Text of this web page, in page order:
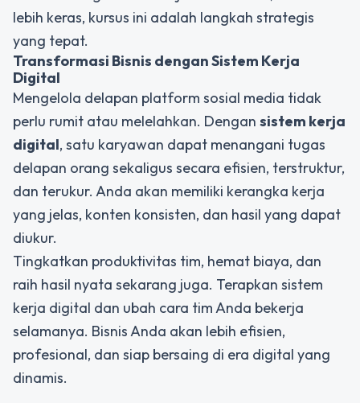
lebih keras, kursus ini adalah langkah strategis
yang tepat.
Transformasi Bisnis dengan Sistem Kerja
Digital
Mengelola delapan platform sosial media tidak
perlu rumit atau melelahkan. Dengan sistem kerja
digital, satu karyawan dapat menangani tugas
delapan orang sekaligus secara efisien, terstruktur,
dan terukur. Anda akan memiliki kerangka kerja
yang jelas, konten konsisten, dan hasil yang dapat
diukur.
Tingkatkan produktivitas tim, hemat biaya, dan
raih hasil nyata sekarang juga. Terapkan sistem
kerja digital dan ubah cara tim Anda bekerja
selamanya. Bisnis Anda akan lebih efisien,
profesional, dan siap bersaing di era digital yang
dinamis.